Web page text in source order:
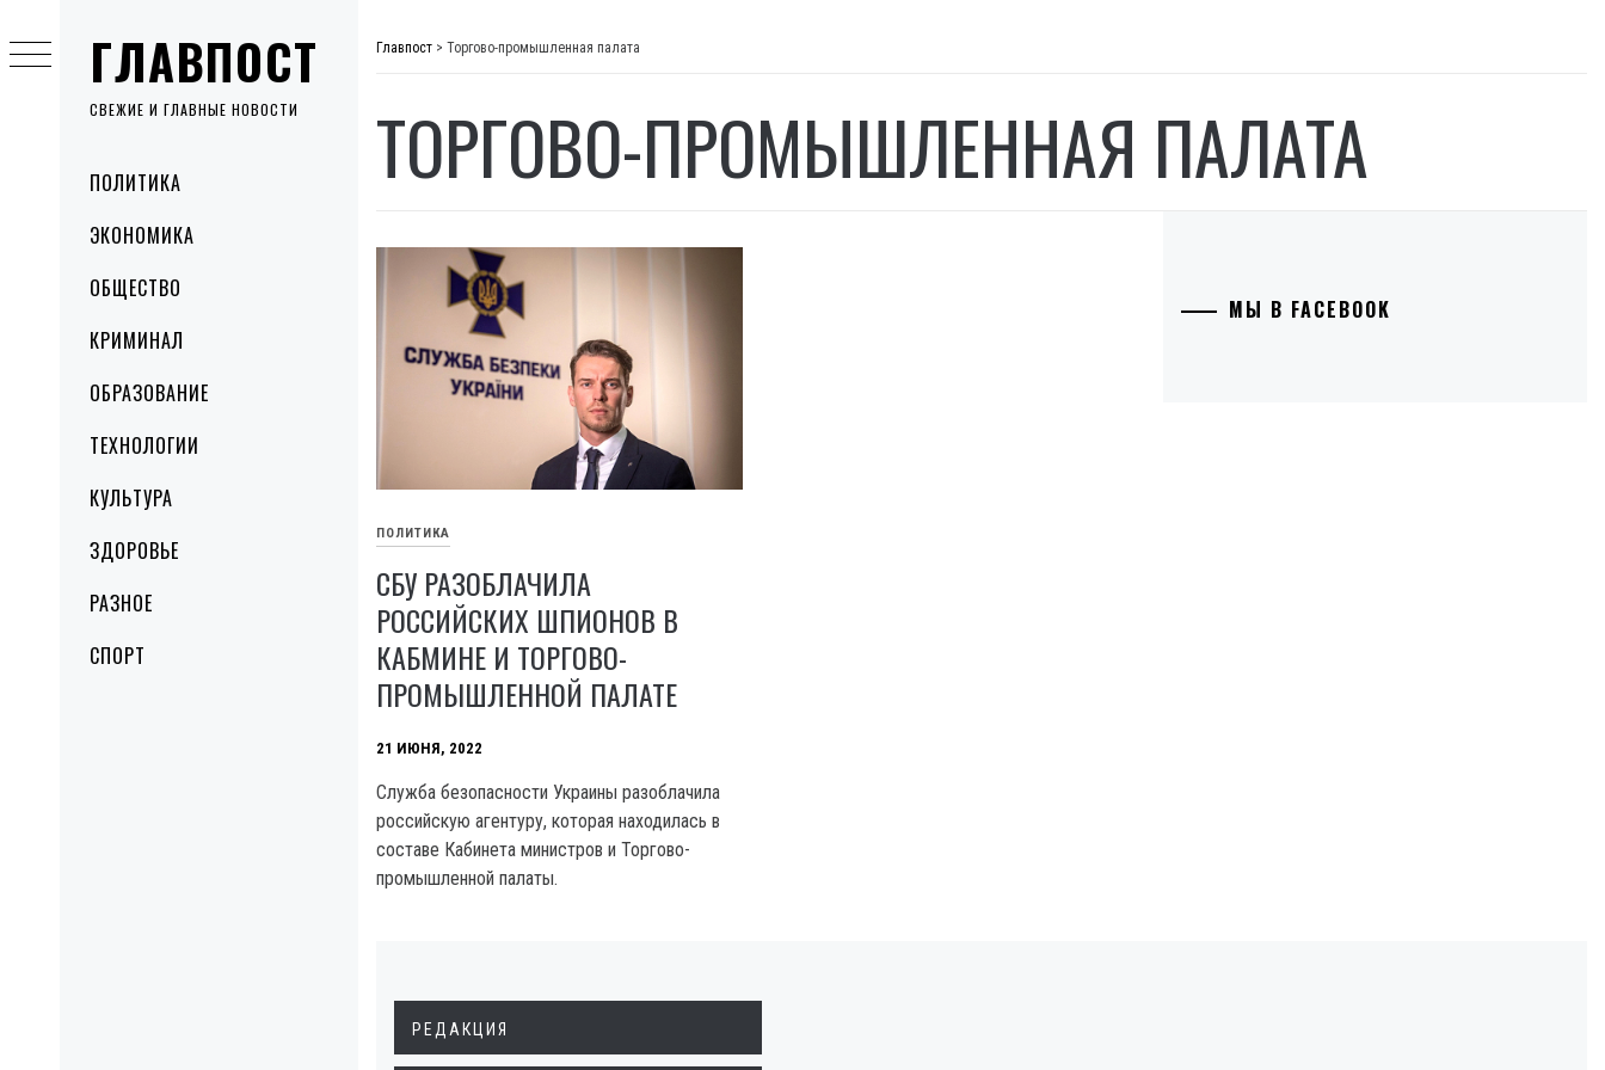
ГЛАВПОСТ
СВЕЖИЕ И ГЛАВНЫЕ НОВОСТИ
MenuПОЛИТИКА
ЭКОНОМИКА
ОБЩЕСТВО
КРИМИНАЛ
ОБРАЗОВАНИЕ
ТЕХНОЛОГИИ
КУЛЬТУРА
ЗДОРОВЬЕ
РАЗНОЕ
СПОРТ
to
content
Главпост > Торгово-промышленная палата
ТОРГОВО-ПРОМЫШЛЕННАЯ ПАЛАТА
ПОЛИТИКА
СБУ РАЗОБЛАЧИЛА
РОССИЙСКИХ ШПИОНОВ В
КАБМИНЕ И ТОРГОВО-
ПРОМЫШЛЕННОЙ ПАЛАТЕ
21 ИЮНЯ, 2022
Служба безопасности Украины разоблачила
российскую агентуру, которая находилась в
составе Кабинета министров и Торгово-
промышленной палаты.
МЫ В FACEBOOK
РЕДАКЦИЯ